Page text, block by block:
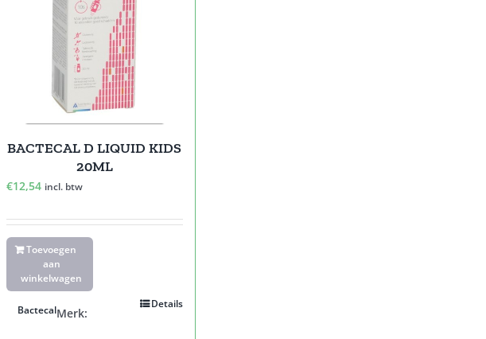
BACTECAL D LIQUID KIDS
20ML
€12,54 incl. btw
Toevoegen
aan
winkelwagen
Details
Merk:
Bactecal